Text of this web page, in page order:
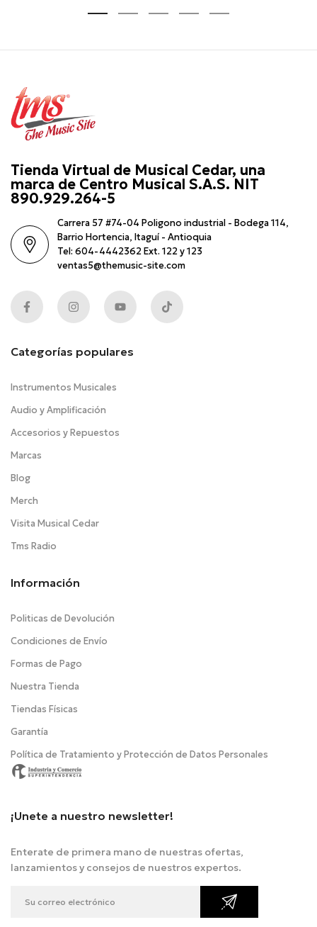
Tienda Virtual de Musical Cedar, una
marca de Centro Musical S.A.S. NIT
890.929.264-5
Carrera 57 #74-04 Poligono industrial - Bodega 114,
Barrio Hortencia, Itaguí - Antioquia
Tel: 604-4442362 Ext. 122 y 123
ventas5@themusic-site.com
Categorías populares
Instrumentos Musicales
Audio y Amplificación
Accesorios y Repuestos
Marcas
Blog
Merch
Visita Musical Cedar
Tms Radio
Información
Politicas de Devolución
Condiciones de Envío
Formas de Pago
Nuestra Tienda
Tiendas Físicas
Garantía
Política de Tratamiento y Protección de Datos Personales
¡Unete a nuestro newsletter!
Enterate de primera mano de nuestras ofertas,
lanzamientos y consejos de nuestros expertos.